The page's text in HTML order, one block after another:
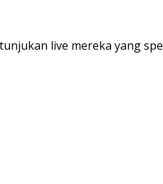
live mereka yang